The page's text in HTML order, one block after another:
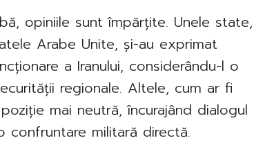
opiniile sunt împărțite. Unele state,
Arabe Unite, și-au exprimat
a Iranului, considerându-l o
regionale. Altele, cum ar fi
mai neutră, încurajând dialogul
militară directă.